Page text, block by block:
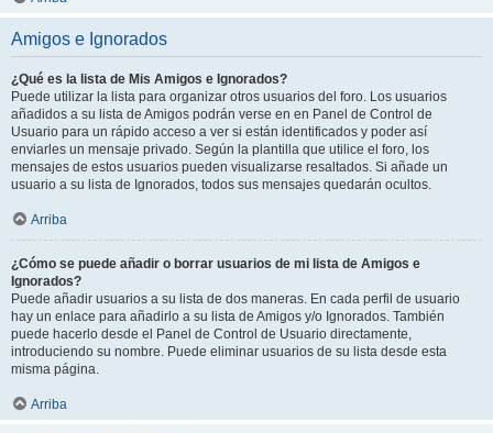
Amigos e Ignorados
¿Qué es la lista de Mis Amigos e Ignorados?
Puede utilizar la lista para organizar otros usuarios del foro. Los usuarios
añadidos a su lista de Amigos podrán verse en en Panel de Control de
Usuario para un rápido acceso a ver si están identificados y poder así
enviarles un mensaje privado. Según la plantilla que utilice el foro, los
mensajes de estos usuarios pueden visualizarse resaltados. Si añade un
usuario a su lista de Ignorados, todos sus mensajes quedarán ocultos.
Arriba
¿Cómo se puede añadir o borrar usuarios de mi lista de Amigos e
Ignorados?
Puede añadir usuarios a su lista de dos maneras. En cada perfil de usuario
hay un enlace para añadirlo a su lista de Amigos y/o Ignorados. También
puede hacerlo desde el Panel de Control de Usuario directamente,
introduciendo su nombre. Puede eliminar usuarios de su lista desde esta
misma página.
Arriba